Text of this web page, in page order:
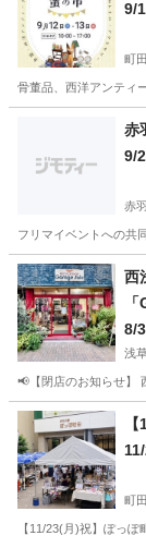
9/
町
骨董品、西洋アンティ
赤
9/
赤
フリマイベントへの共
東京 北区 赤
西
で
8/
浅
📢【閉店のお知らせ】
東京 台東区
町
【11/23(月)祝】ぽっ